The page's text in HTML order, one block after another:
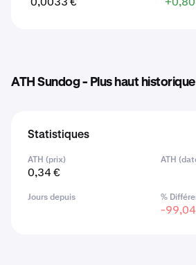
ATH Sundog - Plus haut historique
Statistiques
ATH (prix)
0,34 €
ATH
Jours depuis %
-